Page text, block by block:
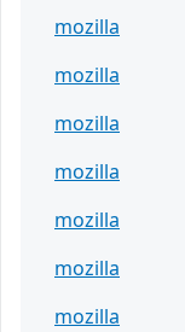
mozilla
mozilla
mozilla
mozilla
mozilla
mozilla
mozilla